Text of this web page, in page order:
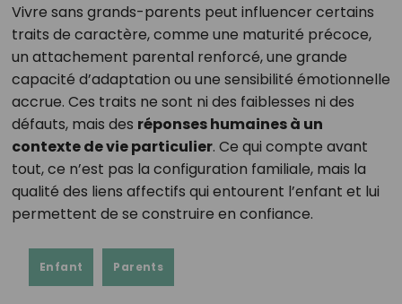
Vivre sans grands-parents peut influencer certains
traits de caractère, comme une maturité précoce,
un attachement parental renforcé, une grande
capacité d’adaptation ou une sensibilité émotionnelle
accrue. Ces traits ne sont ni des faiblesses ni des
défauts, mais des réponses humaines à un
contexte de vie particulier. Ce qui compte avant
tout, ce n’est pas la configuration familiale, mais la
qualité des liens affectifs qui entourent l’enfant et lui
permettent de se construire en confiance.
Enfant Parents